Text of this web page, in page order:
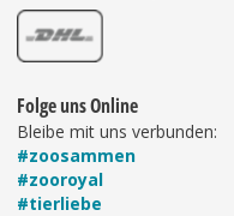
Folge uns Online
Bleibe mit uns verbunden:
#zoosammen
#zooroyal
#tierliebe